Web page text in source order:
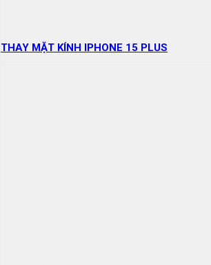
THAY MẶT KÍNH IPHONE 15 PLUS